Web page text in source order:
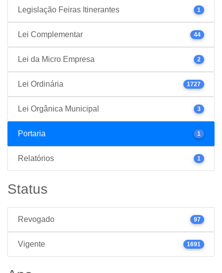
Legislação Feiras Itinerantes 1
Lei Complementar 44
Lei da Micro Empresa 2
Lei Ordinária 1727
Lei Orgânica Municipal 3
Portaria 1
Relatórios 1
Status
Revogado 97
Vigente 1691